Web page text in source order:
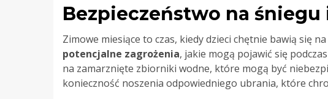
Bezpieczeństwo na śniegu
Zimowe miesiące to czas, kiedy dzieci chętnie bawią się
potencjalne zagrożenia, jakie mogą pojawić się
na zamarznięte zbiorniki wodne, które mogą być
konieczność noszenia odpowiedniego ubrania, które